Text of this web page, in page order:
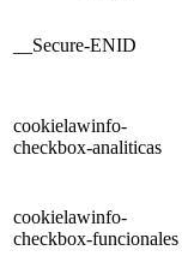
__Secure-ENID
cookielawinfo-
checkbox-analiticas
cookielawinfo-
checkbox-funcionales